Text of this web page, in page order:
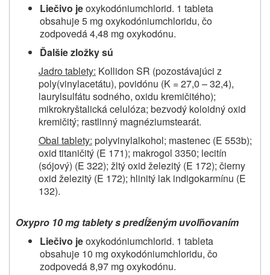
Liečivo jeoxykodóniumchlorid. 1 tableta
obsahuje 5 mg oxykodóniumchloridu, čo
zodpovedá 4,48 mg oxykodónu.
Ďalšie zložky sú
Jadro tablety: Kollidon SR (pozostávajúci z
poly(vinylacetátu), povidónu (K = 27,0 – 32,4),
laurylsulfátu sodného, oxidu kremičitého);
mikrokryštalická celulóza; bezvodý koloidný oxid
kremičitý; rastlinný magnéziumstearát.
Obal tablety: polyvinylalkohol; mastenec (E 553b);
oxid titaničitý (E 171); makrogol 3350; lecitín
(sójový) (E 322); žltý oxid železitý (E 172); čierny
oxid železitý (E 172); hlinitý lak indigokarmínu (E
132).
Oxypro 10 mg tablety s predĺženým uvoľňovaním
Liečivo jeoxykodóniumchlorid. 1 tableta
obsahuje 10 mg oxykodóniumchloridu, čo
zodpovedá 8,97 mg oxykodónu.